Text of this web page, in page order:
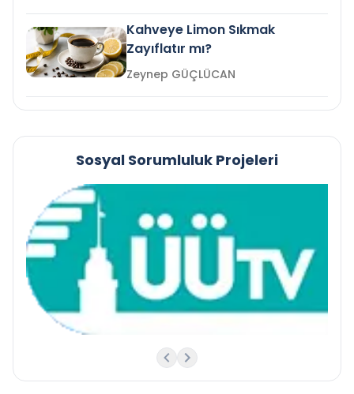
Kahveye Limon Sıkmak
Zayıflatır mı?
Zeynep GÜÇLÜCAN
Sosyal Sorumluluk Projeleri